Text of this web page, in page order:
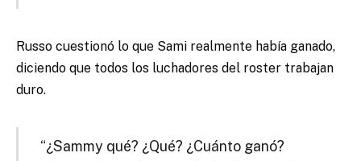
Russo cuestionó lo que Sami realmente había ganado,
diciendo que todos los luchadores del roster trabajan
duro.
“¿Sammy qué? ¿Qué? ¿Cuánto ganó?